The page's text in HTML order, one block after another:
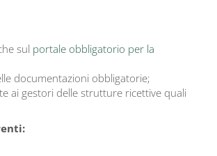
sul portale obbligatorio per la
documentazioni obbligatorie;
ai gestori delle strutture ricettive quali